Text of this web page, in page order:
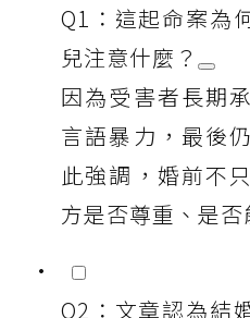
Q1：這起命案為
兒注意什麼？
因為受害者長期
言語暴力，最後
此強調，婚前不
方是否尊重、是否
Q2：文章認為結